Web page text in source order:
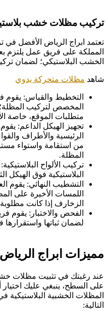
تركيب مظلات خشب
تعتمد ابراج الرياض الأفضل
المملكة على فريق عمل
الخشب البلاستيكي؛ لضمان
شاهد مظلات متحركة يدوي
التخطيط والقياس: يقوم
المخصص لتركيب المظلة؛
متطلبات الموقع، خاصة
تجهيز الهيكل الداعم:
الرئيسية والأطراف
من استقامة واستواء
المظلة.
تركيب الألواح
البلاستيكية فوق الهيكل
التشطيب النهائي: يقوم
اللمسات الأخيرة على
الزخارف إذا كانت
الفحص والاختبار: يقوم
لضمان ثباتها واستقرارها
مميزات ابراج
عند رغبتك في تثبيت مظلات
على السطح، ينبغي عليك
المظلات الخشبية البلاستيكية
التالية: